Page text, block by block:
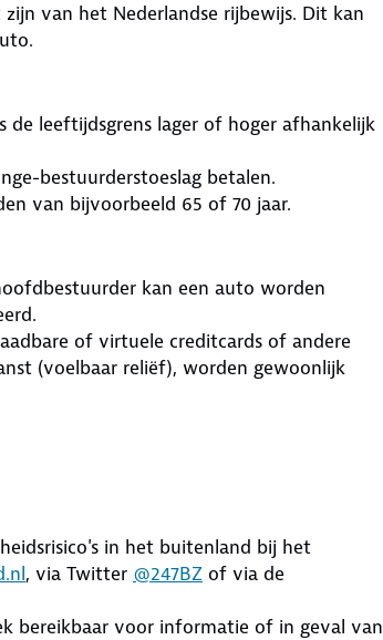
van het Nederlandse rijbewijs. Dit kan
de leeftijdsgrens lager of hoger afhankelijk
bestuurderstoeslag betalen.
van bijvoorbeeld 65 of 70 jaar.
kan een auto worden
of virtuele creditcards of andere
(voelbaar reliëf), worden gewoonlijk
in het buitenland bij het
, via Twitter @247BZ of via de
bereikbaar voor informatie of in geval van